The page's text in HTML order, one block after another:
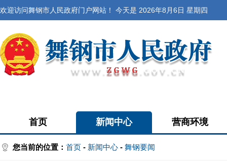
欢迎访问舞钢市人民政府门户网站！ 今天是 2026年8月6日 星期四
首页 新闻中心 营商环境
您当前的位置： 首页 - 新闻中心 - 舞钢要闻